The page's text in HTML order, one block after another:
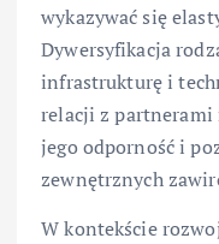
wykazywać się
Dywersyfikacja
infrastrukturę i
relacji z partnerami
jego odporność i
zewnętrznych
W kontekście